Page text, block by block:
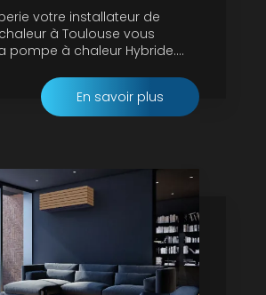
votre installateur de
à Toulouse vous
pompe à chaleur Hybride....
En savoir plus